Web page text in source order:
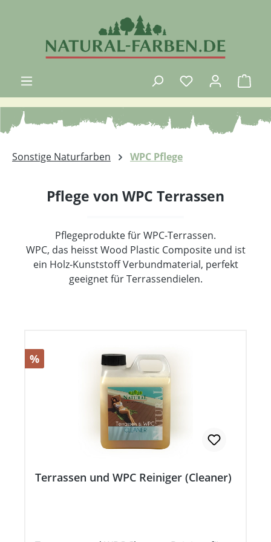
Du hast 0
Sonstige Naturfarben WPC Pflege
Pflege von WPC Terrassen
Pflegeprodukte für WPC-Terrassen.
WPC, das heisst Wood Plastic Composite und ist
ein Holz-Kunststoff Verbundmaterial, perfekt
geeignet für Terrassendielen.
Rabatt
%
Terrassen und WPC Reiniger (Cleaner)